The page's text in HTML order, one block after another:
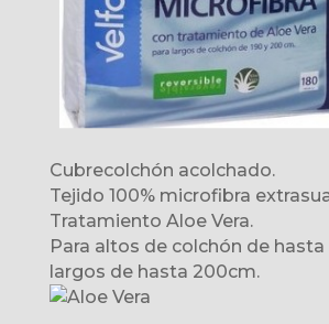
Cubrecolchón acolchado.
Tejido 100% microfibra
Tratamiento Aloe Vera.
Para altos de colchón de
largos de hasta 200cm.